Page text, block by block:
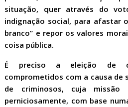
situação, quer através do
indignação social, para afastar
branco” e repor os valores
coisa pública.
É preciso a eleição de
comprometidos com a causa de
de criminosos, cuja
perniciosamente, com base